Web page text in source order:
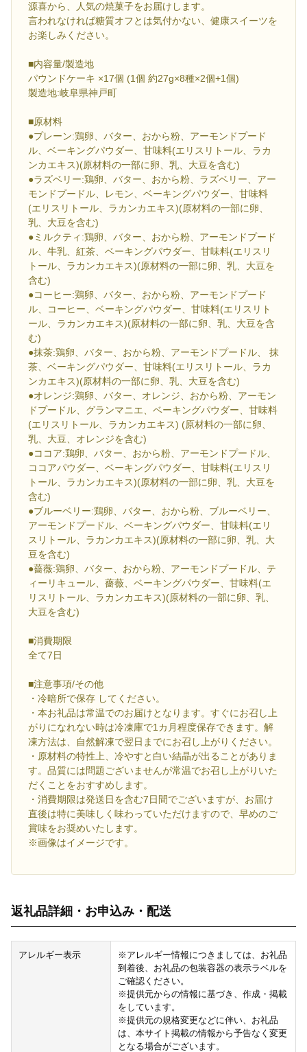
源喜から、人気の焼菓子をお届けします。
言われなければ糖質オフとは気付かない、健康スイーツを
お楽しみください。
■内容量/製造地
パウンドケーキ ×17個 (1個 約27g×8種×2個+1個)
製造地:岐阜県神戸町
■原材料
●プレーン:鶏卵、バター、おから粉、アーモンドプード
ル、ベーキングパウダー、甘味料(エリスリトール、ラカ
ンカエキス)(原材料の一部に卵、乳、大豆を含む)
●ラズベリー:鶏卵、バター、おから粉、ラズベリー、アー
モンドプードル、レモン、ベーキングパウダー、甘味料
(エリスリトール、ラカンカエキス)(原材料の一部に卵、
乳、大豆を含む)
●ミルクティ:鶏卵、バター、おから粉、アーモンドプード
ル、牛乳、紅茶、ベーキングパウダー、甘味料(エリスリ
トール、ラカンカエキス)(原材料の一部に卵、乳、大豆を
含む)
●コーヒー:鶏卵、バター、おから粉、アーモンドプード
ル、コーヒー、ベーキングパウダー、甘味料(エリスリト
ール、ラカンカエキス)(原材料の一部に卵、乳、大豆を含
む)
●抹茶:鶏卵、バター、おから粉、アーモンドプードル、 抹
茶、ベーキングパウダー、甘味料(エリスリトール、ラカ
ンカエキス)(原材料の一部に卵、乳、大豆を含む)
●オレンジ:鶏卵、バター、オレンジ、おから粉、アーモン
ドプードル、グランマニエ、ベーキングパウダー、甘味料
(エリスリトール、ラカンカエキス) (原材料の一部に卵、
乳、大豆、オレンジを含む)
●ココア:鶏卵、バター、おから粉、アーモンドプードル、
ココアパウダー、ベーキングパウダー、甘味料(エリスリ
トール、ラカンカエキス)(原材料の一部に卵、乳、大豆を
含む)
●ブルーベリー:鶏卵、バター、おから粉、ブルーベリー、
アーモンドプードル、ベーキングパウダー、甘味料(エリ
スリトール、ラカンカエキス)(原材料の一部に卵、乳、大
豆を含む)
●薔薇:鶏卵、バター、おから粉、アーモンドプードル、テ
ィーリキュール、薔薇、ベーキングパウダー、甘味料(エ
リスリトール、ラカンカエキス)(原材料の一部に卵、乳、
大豆を含む)
■消費期限
全て7日
■注意事項/その他
・冷暗所で保存 してください。
・本お礼品は常温でのお届けとなります。すぐにお召し上
がりになれない時は冷凍庫で1カ月程度保存できます。解
凍方法は、自然解凍で翌日までにお召し上がりください。
・原材料の特性上、冷やすと白い結晶が出ることがありま
す。品質には問題ございませんが常温でお召し上がりいた
だくことをおすすめします。
・消費期限は発送日を含む7日間でございますが、お届け
直後は特に美味しく味わっていただけますので、早めのご
賞味をお奨めいたします。
※画像はイメージです。
返礼品詳細・お申込み・配送
アレルギー表示
※アレルギー情報につきましては、お礼品
到着後、お礼品の包装容器の表示ラベルを
ご確認ください。
※提供元からの情報に基づき、作成・掲載
をしています。
※提供元の規格変更などに伴い、お礼品
は、本サイト掲載の情報から予告なく変更
となる場合がございます。